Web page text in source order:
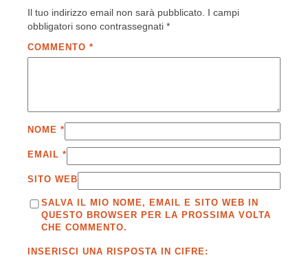
Il tuo indirizzo email non sarà pubblicato. I campi
obbligatori sono contrassegnati *
COMMENTO *
NOME *
EMAIL *
SITO WEB
SALVA IL MIO NOME, EMAIL E SITO WEB IN
QUESTO BROWSER PER LA PROSSIMA VOLTA
CHE COMMENTO.
INSERISCI UNA RISPOSTA IN CIFRE: